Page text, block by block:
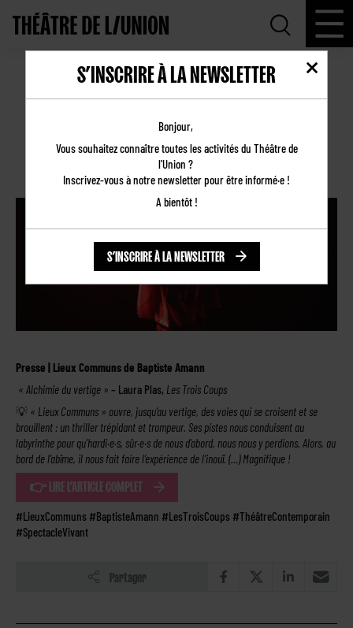
🗞 PRESSE | LIEUX COMMUNS DE
BAPTISTE AMANN
21.02.2025
Revue de presse
Presse | Lieux Communs de Baptiste Amann
« Alchimie du vertige » – Laura Plas, Les Trois Coups
💡 « Lieux Communs » ouvre, jusqu’au vertige, des voies qui se croisent et se
brouillent : un thriller trépidant et trompeur. Ses pistes nous conduisent au
labyrinthe pour qu’hardi·e·s, sûr·e·s de nous d’abord, nous nous y perdions. Alors, au
bord de l’abîme, il nous fait faire l’expérience de l’inouï. (…) Magnifique !
👉 LIRE L’ARTICLE COMPLET
#LieuxCommuns #BaptisteAmann #LesTroisCoups #ThéâtreContemporain
#SpectacleVivant
Partager
S’INSCRIRE À LA NEWSLETTER
Bonjour,
Vous souhaitez connaître toutes les activités du Théâtre de
l'Union ?
Inscrivez-vous à notre newsletter pour être informé·e !
A bientôt !
S’INSCRIRE À LA NEWSLETTER